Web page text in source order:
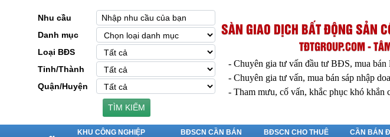
Nhu cầu
Danh mục
Loại BĐS
Tỉnh/Thành
Quận/Huyện
TÌM KIẾM
SÀN GIAO DỊCH BẤT ĐỘNG SẢN
TĐTGROUP.COM -
- Chuyên gia tư vấn đầu tư BĐS, mua
- Chuyên gia tư vấn, mua bán sáp nhập
- Tham mưu, cố vấn, khắc phục khó khắn
KHU CÔNG NGHIỆP
BĐSCN CẦN BÁN
BĐSCN CHO THUÊ
CẦN BÁN